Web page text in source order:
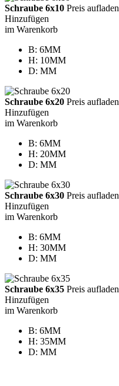
Schraube 6x10 Preis aufladen
Hinzufügen
im Warenkorb
B: 6MM
H: 10MM
D: MM
Schraube 6x20 Preis aufladen
Hinzufügen
im Warenkorb
B: 6MM
H: 20MM
D: MM
Schraube 6x30 Preis aufladen
Hinzufügen
im Warenkorb
B: 6MM
H: 30MM
D: MM
Schraube 6x35 Preis aufladen
Hinzufügen
im Warenkorb
B: 6MM
H: 35MM
D: MM